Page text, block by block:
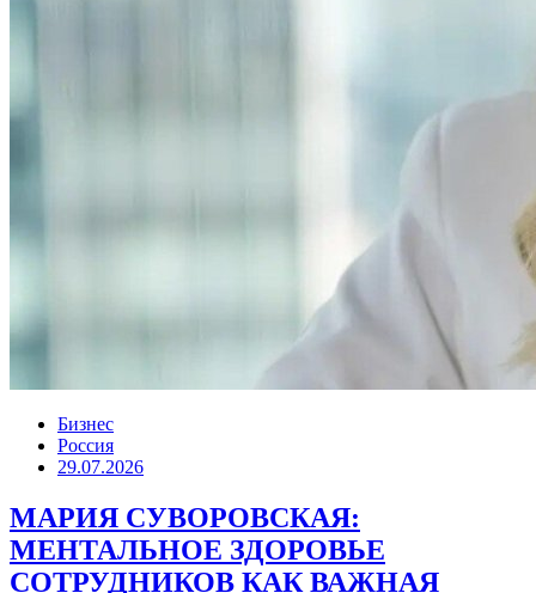
Бизнес
Россия
29.07.2026
МАРИЯ СУВОРОВСКАЯ:
МЕНТАЛЬНОЕ ЗДОРОВЬЕ
СОТРУДНИКОВ КАК ВАЖНАЯ